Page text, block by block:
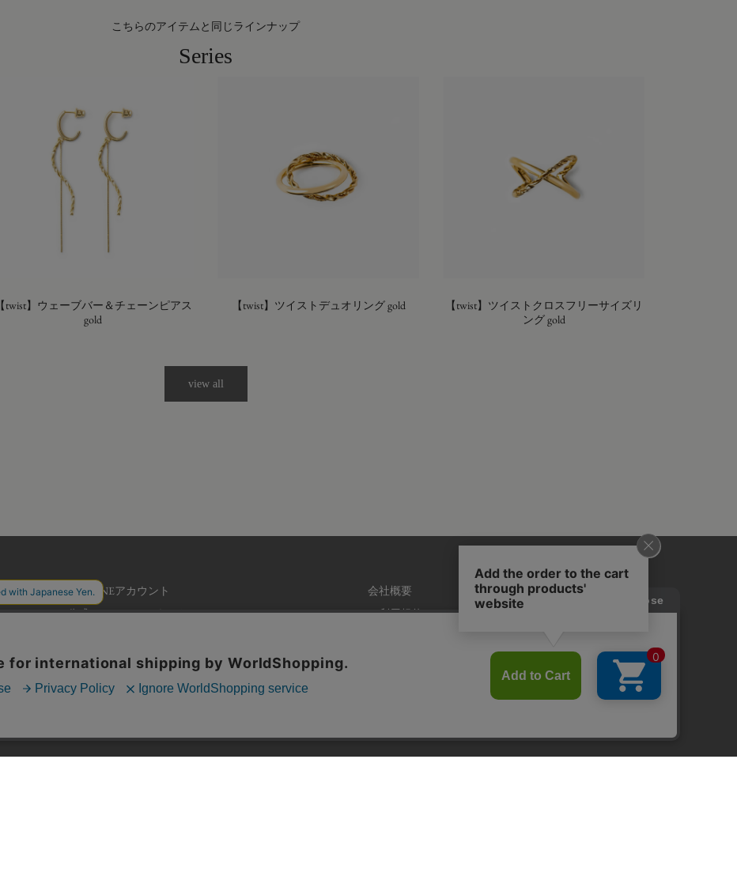
こちらのアイテムと同じラインナップ
Series
【twist】ウェーブバー＆チェーンピアス
gold
【twist】ツイストデュオリング gold
【twist】ツイストクロスフリーサイズリ
ング gold
view all
公式LINEアカウント
公式Instagramアカウント
会社概要
ご利用規約
特定商取引法に基づく表記